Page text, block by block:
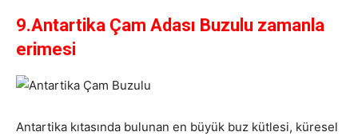
9.Antartika Çam Adası Buzulu zamanla
erimesi
Antartika kıtasında bulunan en büyük buz kütlesi, küresel